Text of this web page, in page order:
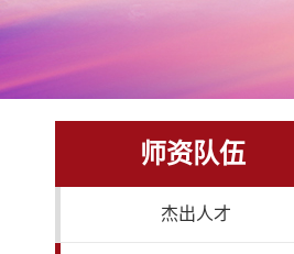
师资队伍
杰出人才